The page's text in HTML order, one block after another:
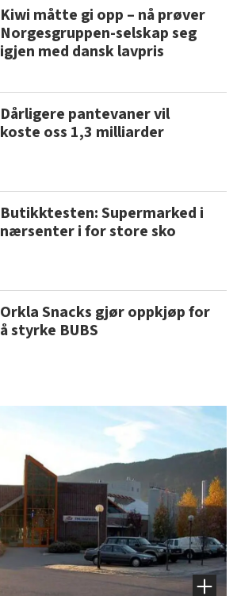
Kiwi måtte gi opp – nå prøver
Norgesgruppen-selskap seg
igjen med dansk lavpris
Dårligere pantevaner vil
koste oss 1,3 milliarder
Butikktesten: Supermarked i
nærsenter i for store sko
Orkla Snacks gjør oppkjøp for
å styrke BUBS